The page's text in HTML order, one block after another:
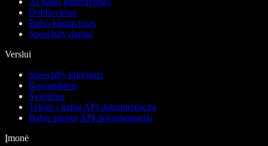
Dubliavimas
Balso klonavimas
Speechify darbui
Verslui
Speechify kūrėjams
Komandoms
Švietimui
Teksto į kalbą API dokumentacija
Balso agentų API dokumentacija
Įmonė